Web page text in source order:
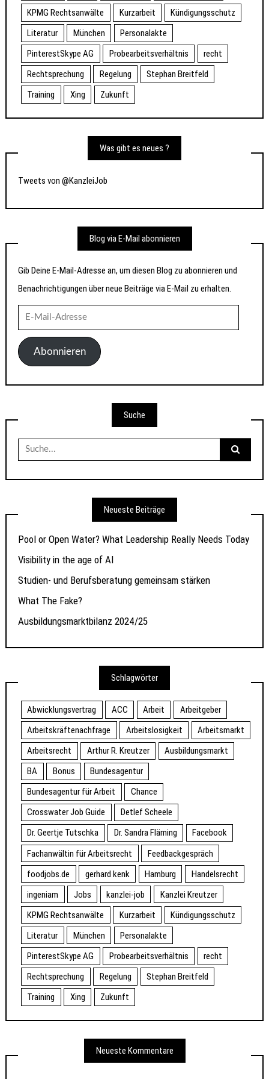
KPMG Rechtsanwälte Kurzarbeit
Kündigungsschutz
Literatur
München
Personalakte
PinterestSkype AG
Probearbeitsverhältnis
recht
Rechtsprechung
Regelung
Stephan Breitfeld
Training
Xing Zukunft
Was gibt es neues ?
Tweets von @KanzleiJob
Blog via E-Mail abonnieren
Gib Deine E-Mail-Adresse an, um diesen Blog zu abonnieren und
Benachrichtigungen über neue Beiträge via E-Mail zu erhalten.
Mail-
AdresseAbonnieren
Suche
Suche
nach:
Neueste Beiträge
Pool or Open Water? What Leadership Really Needs Today
Visibility in the age of AI
Studien- und Berufsberatung gemeinsam stärken
What The Fake?
Ausbildungsmarktbilanz 2024/25
Schlagwörter
Abwicklungsvertrag ACC Arbeit
Arbeitgeber
Arbeitskräftenachfrage
Arbeitslosigkeit
Arbeitsmarkt
Arbeitsrecht
Arthur R. Kreutzer
Ausbildungsmarkt
BA
Bonus
Bundesagentur
Bundesagentur für Arbeit
Chance
Crosswater Job Guide
Detlef Scheele
Dr. Geertje Tutschka
Dr. Sandra Fläming
Facebook
Fachanwältin für Arbeitsrecht
Feedbackgespräch
foodjobs.de
gerhard kenk Hamburg
Handelsrecht
ingeniam
Jobs kanzlei-job
Kanzlei Kreutzer
KPMG Rechtsanwälte
Kurzarbeit
Kündigungsschutz
Literatur
München
Personalakte
PinterestSkype AG
Probearbeitsverhältnis
recht
Rechtsprechung
Regelung
Stephan Breitfeld
Training
Xing Zukunft
Neueste Kommentare